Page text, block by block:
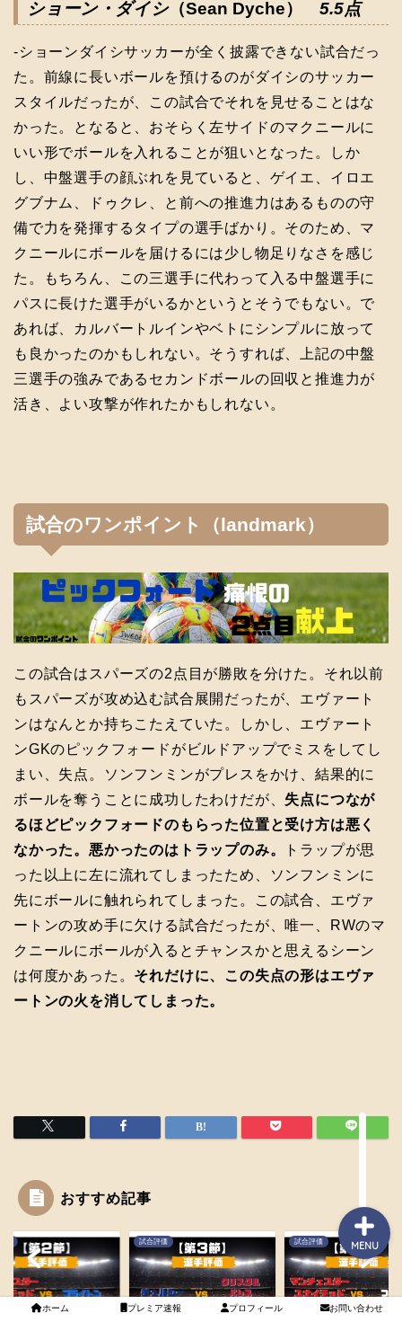
ショーン・ダイシ（Sean Dyche） 5.5点
-ショーンダイシサッカーが全く披露できない試合だっ
た。前線に長いボールを預けるのがダイシのサッカー
スタイルだったが、この試合でそれを見せることはな
かった。となると、おそらく左サイドのマクニールに
いい形でボールを入れることが狙いとなった。しか
し、中盤選手の顔ぶれを見ていると、ゲイエ、イロエ
グブナム、ドゥクレ、と前への推進力はあるものの守
備で力を発揮するタイプの選手ばかり。そのため、マ
クニールにボールを届けるには少し物足りなさを感じ
た。もちろん、この三選手に代わって入る中盤選手に
パスに長けた選手がいるかというとそうでもない。で
あれば、カルバートルインやベトにシンプルに放って
も良かったのかもしれない。そうすれば、上記の中盤
三選手の強みであるセカンドボールの回収と推進力が
活き、よい攻撃が作れたかもしれない。
試合のワンポイント（landmark）
この試合はスパーズの2点目が勝敗を分けた。それ以前
もスパーズが攻め込む試合展開だったが、エヴァート
ンはなんとか持ちこたえていた。しかし、エヴァート
ンGKのピックフォードがビルドアップでミスをしてし
まい、失点。ソンフンミンがプレスをかけ、結果的に
ボールを奪うことに成功したわけだが、 失点につなが
るほどピックフォードのもらった位置と受け方は悪く
なかった。悪かったのはトラップのみ。
トラップが思
った以上に左に流れてしまったため、ソンフンミンに
先にボールに触れられてしまった。この試合、エヴァ
ートンの攻め手に欠ける試合だったが、唯一、RWのマ
クニールにボールが入るとチャンスかと思えるシーン
は何度かあった。 それだけに、この失点の形はエヴァ
ートンの火を消してしまった。
おすすめ記事
試合評価 試合評価
ホーム プレミア速報 プロフィール お問い合わせ
MENU
ホーム
お問い合わせ